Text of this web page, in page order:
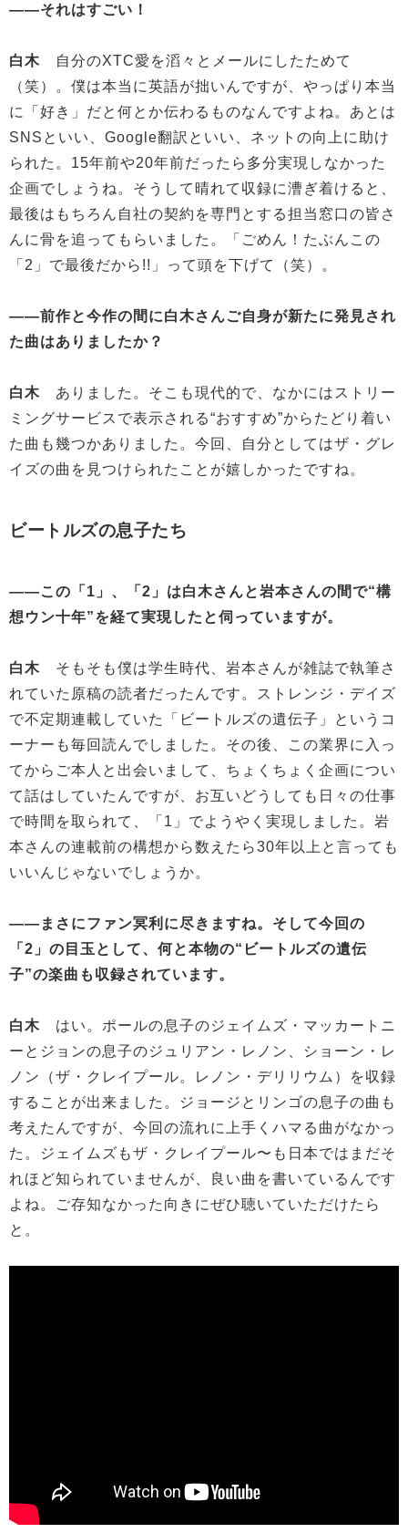
——それはすごい！
白木
自分のXTC愛を滔々とメールにしたためて
（笑）。僕は本当に英語が拙いんですが、やっぱり本当
に「好き」だと何とか伝わるものなんですよね。あとは
SNSといい、Google翻訳といい、ネットの向上に助け
られた。15年前や20年前だったら多分実現しなかった
企画でしょうね。そうして晴れて収録に漕ぎ着けると、
最後はもちろん自社の契約を専門とする担当窓口の皆さ
んに骨を追ってもらいました。「ごめん！たぶんこの
「2」で最後だから!!」って頭を下げて（笑）。
——前作と今作の間に白木さんご自身が新たに発見され
た曲はありましたか？
白木 ありました。そこも現代的で、なかにはストリー
ミングサービスで表示される“おすすめ”からたどり着い
た曲も幾つかありました。今回、自分としてはザ・グレ
イズの曲を見つけられたことが嬉しかったですね。
ビートルズの息子たち
——この「1」、「2」は白木さんと岩本さんの間で“構
想ウン十年”を経て実現したと伺っていますが。
白木 そもそも僕は学生時代、岩本さんが雑誌で執筆さ
れていた原稿の読者だったんです。ストレンジ・デイズ
で不定期連載していた「ビートルズの遺伝子」というコ
ーナーも毎回読んでしました。その後、この業界に入っ
てからご本人と出会いまして、ちょくちょく企画につい
て話はしていたんですが、お互いどうしても日々の仕事
で時間を取られて、「1」でようやく実現しました。岩
本さんの連載前の構想から数えたら30年以上と言っても
いいんじゃないでしょうか。
——まさにファン冥利に尽きますね。そして今回の
「2」の目玉として、何と本物の“ビートルズの遺伝
子”の楽曲も収録されています。
白木 はい。ポールの息子のジェイムズ・マッカートニ
ーとジョンの息子のジュリアン・レノン、ショーン・レ
ノン（ザ・クレイプール。レノン・デリリウム）を収録
することが出来ました。ジョージとリンゴの息子の曲も
考えたんですが、今回の流れに上手くハマる曲がなかっ
た。ジェイムズもザ・クレイプール〜も日本ではまだそ
れほど知られていませんが、良い曲を書いているんです
よね。ご存知なかった向きにぜひ聴いていただけたら
と。